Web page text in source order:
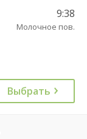
9:38
Молочное пов.
Выбрать